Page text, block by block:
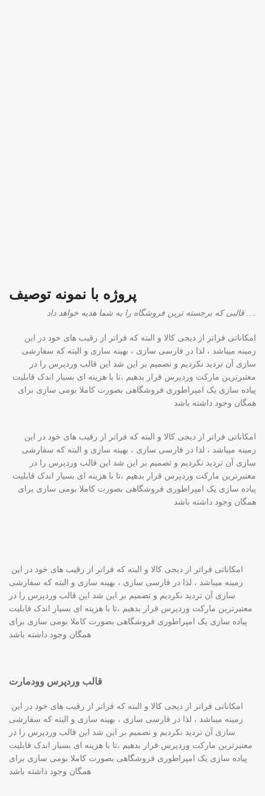
پروژه با نمونه توصیف
زمینه میباشد ، لذا در فارسی سازی ، بهینه سازی و البته که سفارشی
سازی آن تردید نکردیم و تصمیم بر این شد این قالب وردپرس را در
معتبرترین مارکت وردپرس قرار بدهیم ،تا با هزینه ای بسیار اندک قابلیت
پیاده سازی یک امپراطوری فروشگاهی بصورت کاملا بومی سازی برای
همگان وجود داشته باشد
زمینه میباشد ، لذا در فارسی سازی ، بهینه سازی و البته که سفارشی
سازی آن تردید نکردیم و تصمیم بر این شد این قالب وردپرس را در
معتبرترین مارکت وردپرس قرار بدهیم ،تا با هزینه ای بسیار اندک قابلیت
پیاده سازی یک امپراطوری فروشگاهی بصورت کاملا بومی سازی برای
همگان وجود داشته باشد
زمینه میباشد ، لذا در فارسی سازی ، بهینه سازی و البته که سفارشی
سازی آن تردید نکردیم و تصمیم بر این شد این قالب وردپرس را در
معتبرترین مارکت وردپرس قرار بدهیم ،تا با هزینه ای بسیار اندک قابلیت
پیاده سازی یک امپراطوری فروشگاهی بصورت کاملا بومی سازی برای
همگان وجود داشته باشد
قالب وردپرس وودمارت
زمینه میباشد ، لذا در فارسی سازی ، بهینه سازی و البته که سفارشی
سازی آن تردید نکردیم و تصمیم بر این شد این قالب وردپرس را در
معتبرترین مارکت وردپرس قرار بدهیم ،تا با هزینه ای بسیار اندک قابلیت
پیاده سازی یک امپراطوری فروشگاهی بصورت کاملا بومی سازی برای
همگان وجود داشته باشد